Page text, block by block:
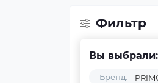
Фильтр
Вы выбрали:
Бренд: